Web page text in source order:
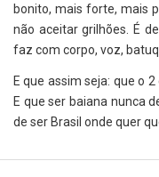
bonito, mais forte, mais
não aceitar grilhões. É
faz com corpo, voz,
E que assim seja: que o
E que ser baiana nunca
de ser Brasil onde quer